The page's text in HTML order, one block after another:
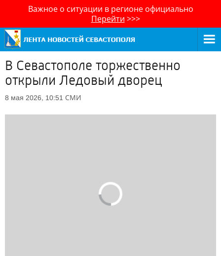
Важное о ситуации в регионе официально
Перейти >>>
В Севастополе торжественно
открыли Ледовый дворец
8 мая 2026, 10:51 СМИ